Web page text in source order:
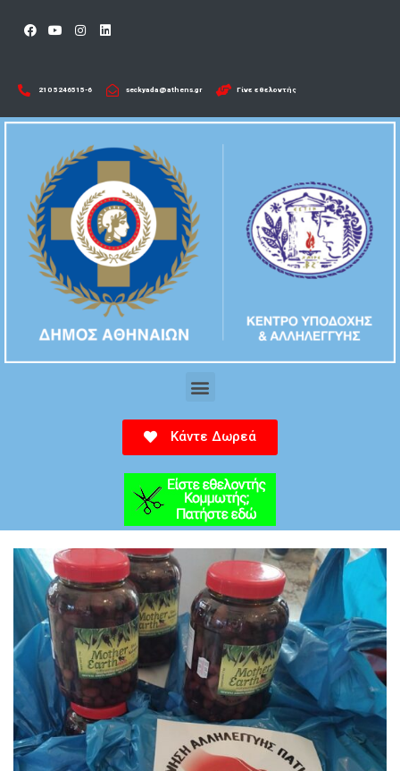
210 5246515-6​ seckyada@athens.gr Γίνε εθελοντής
Κάντε Δωρεά